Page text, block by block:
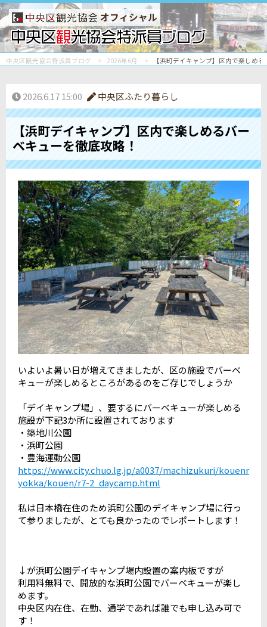
オフィシャル
中央区観光協会特派員ブログ 2026年6月 【浜町デイキャンプ】区内で楽しめ
2026.6.17 15:00 中央区ふたり暮らし
【浜町デイキャンプ】区内で楽しめるバー
ベキューを徹底攻略！
いよいよ暑い日が増えてきましたが、区の施設でバーベ
キューが楽しめるところがあるのをご存じでしょうか
「デイキャンプ場」、要するにバーベキューが楽しめる
施設が下記3か所に設置されております
・築地川公園
・浜町公園
・豊海運動公園
https://www.city.chuo.lg.jp/a0037/machizukuri/kouenr
yokka/kouen/r7-2_daycamp.html
私は日本橋在住のため浜町公園のデイキャンプ場に行っ
て参りましたが、とても良かったのでレポートします！
↓が浜町公園デイキャンプ場内設置の案内板ですが
利用料無料で、開放的な浜町公園でバーベキューが楽し
めます。
中央区内在住、在勤、通学であれば誰でも申し込み可で
す！